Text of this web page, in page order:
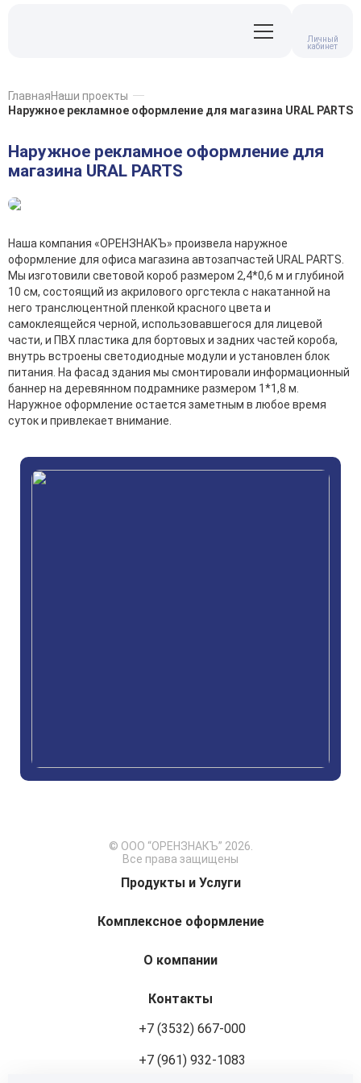
Личный
кабинет
ГлавнаяНаши проекты
Наружное рекламное оформление для магазина URAL PARTS
Наружное рекламное оформление для
магазина URAL PARTS
Наша компания «ОРЕНЗНАКЪ» произвела наружное
оформление для офиса магазина автозапчастей URAL PARTS.
Мы изготовили световой короб размером 2,4*0,6 м и глубиной
10 см, состоящий из акрилового оргстекла с накатанной на
него транслюцентной пленкой красного цвета и
самоклеящейся черной, использовавшегося для лицевой
части, и ПВХ пластика для бортовых и задних частей короба,
внутрь встроены светодиодные модули и установлен блок
питания. На фасад здания мы смонтировали информационный
баннер на деревянном подрамнике размером 1*1,8 м.
Наружное оформление остается заметным в любое время
суток и привлекает внимание.
© ООО “ОРЕНЗНАКЪ” 2026.
Все права защищены
Продукты и Услуги
Комплексное оформление
О компании
Контакты
+7 (3532) 667-000
+7 (961) 932-1083